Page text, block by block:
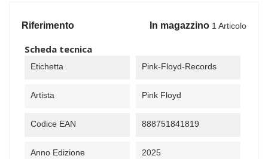
Riferimento In magazzino 1 Articolo
Scheda tecnica
Etichetta Pink-Floyd-Records
Artista Pink Floyd
Codice EAN 888751841819
Anno Edizione 2025